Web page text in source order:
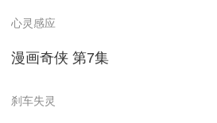
心灵感应
漫画奇侠 第7集
刹车失灵